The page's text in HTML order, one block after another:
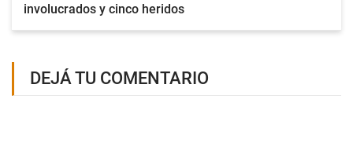
involucrados y cinco heridos
DEJÁ TU COMENTARIO